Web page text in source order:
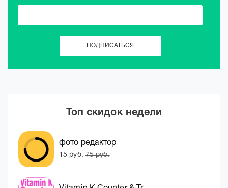
Топ скидок недели
фото редактор
15 руб. 75 руб.